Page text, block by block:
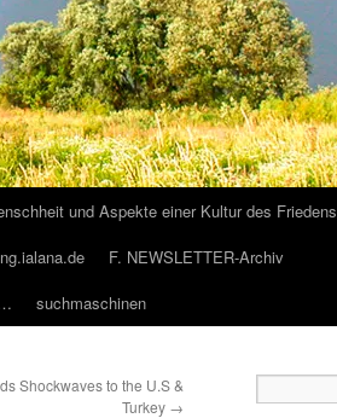
und Aspekte einer Kultur des Friedens
F. NEWSLETTER-Archiv
suchmaschinen
Shockwaves to the U.S &
Turkey →